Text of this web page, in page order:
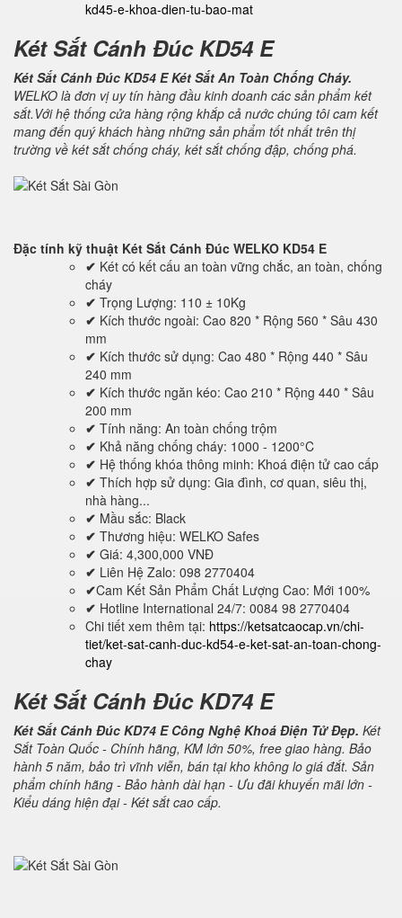
kd45-e-khoa-dien-tu-bao-mat
Két Sắt Cánh Đúc KD54 E
Két Sắt Cánh Đúc KD54 E Két Sắt An Toàn Chống Cháy.
WELKO là đơn vị uy tín hàng đầu kinh doanh các sản phẩm két
sắt.Với hệ thống cửa hàng rộng khắp cả nước chúng tôi cam kết
mang đến quý khách hàng những sản phẩm tốt nhất trên thị
trường về két sắt chống cháy, két sắt chống đập, chống phá.
Đặc tính kỹ thuật Két Sắt Cánh Đúc WELKO KD54 E
✔ Két có kết cấu an toàn vững chắc, an toàn, chống
cháy
✔ Trọng Lượng: 110 ± 10Kg
✔ Kích thước ngoài: Cao 820 * Rộng 560 * Sâu 430
mm
✔ Kích thước sử dụng: Cao 480 * Rộng 440 * Sâu
240 mm
✔ Kích thước ngăn kéo: Cao 210 * Rộng 440 * Sâu
200 mm
✔ Tính năng: An toàn chống trộm
✔ Khả năng chống cháy: 1000 - 1200°C
✔ Hệ thống khóa thông minh: Khoá điện tử cao cấp
✔ Thích hợp sử dụng: Gia đình, cơ quan, siêu thị,
nhà hàng...
✔ Mầu sắc: Black
✔ Thương hiệu: WELKO Safes
✔ Giá: 4,300,000 VNĐ
✔ Liên Hệ Zalo: 098 2770404
✔Cam Kết Sản Phẩm Chất Lượng Cao: Mới 100%
✔ Hotline International 24/7: 0084 98 2770404
Chi tiết xem thêm tại: https://ketsatcaocap.vn/chi-
tiet/ket-sat-canh-duc-kd54-e-ket-sat-an-toan-chong-
chay
Két Sắt Cánh Đúc KD74 E
Két Sắt Cánh Đúc KD74 E Công Nghệ Khoá Điện Tử Đẹp. Két
Sắt Toàn Quốc - Chính hãng, KM lớn 50%, free giao hàng. Bảo
hành 5 năm, bảo trì vĩnh viễn, bán tại kho không lo giá đắt. Sản
phẩm chính hãng - Bảo hành dài hạn - Ưu đãi khuyến mãi lớn -
Kiểu dáng hiện đại - Két sắt cao cấp.